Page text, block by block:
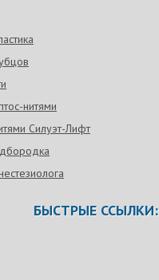
нитями
Силуэт-Лифт
БЫСТРЫЕ ССЫЛКИ: